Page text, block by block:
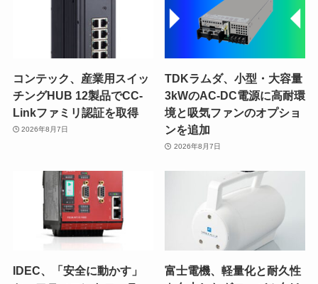
コンテック、産業用スイッ
チングHUB 12製品でCC-
Linkファミリ認証を取得
2026年8月7日
TDKラムダ、小型・大容量
3kWのAC-DC電源に高耐環
境と吸気ファンのオプショ
ンを追加
2026年8月7日
IDEC、「安全に動かす」
富士電機、軽量化と耐久性